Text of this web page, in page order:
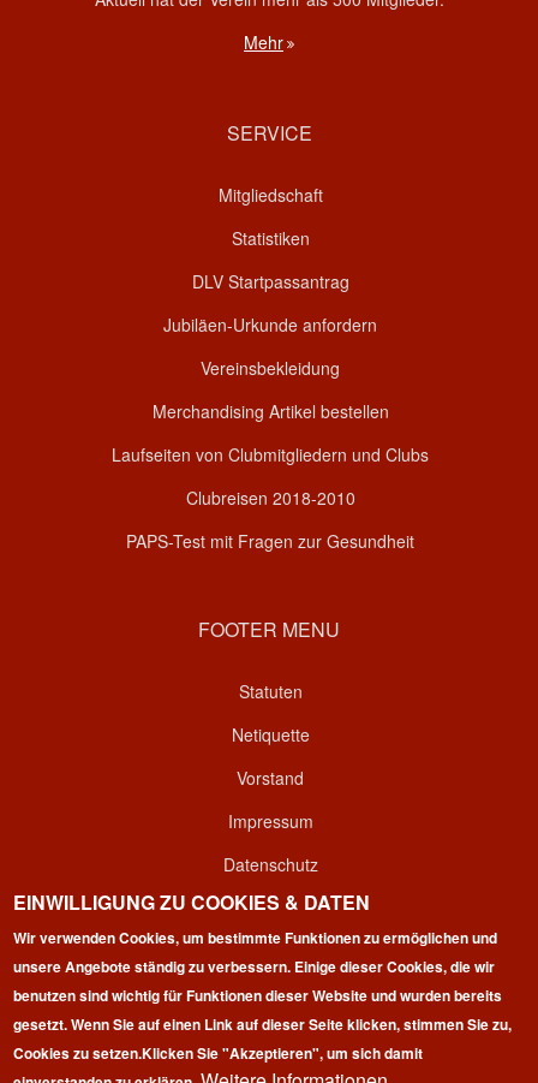
Mehr
SERVICE
Mitgliedschaft
Statistiken
DLV Startpassantrag
Jubiläen-Urkunde anfordern
Vereinsbekleidung
Merchandising Artikel bestellen
Laufseiten von Clubmitgliedern und Clubs
Clubreisen 2018-2010
PAPS-Test mit Fragen zur Gesundheit
FOOTER MENU
Statuten
Netiquette
Vorstand
Impressum
Datenschutz
Kontakt
Login
EINWILLIGUNG ZU COOKIES & DATEN
Wir verwenden Cookies, um bestimmte Funktionen zu ermöglichen und
unsere Angebote ständig zu verbessern. Einige dieser Cookies, die wir
benutzen sind wichtig für Funktionen dieser Website und wurden bereits
gesetzt. Wenn Sie auf einen Link auf dieser Seite klicken, stimmen Sie zu,
Cookies zu setzen.Klicken Sie "Akzeptieren", um sich damit